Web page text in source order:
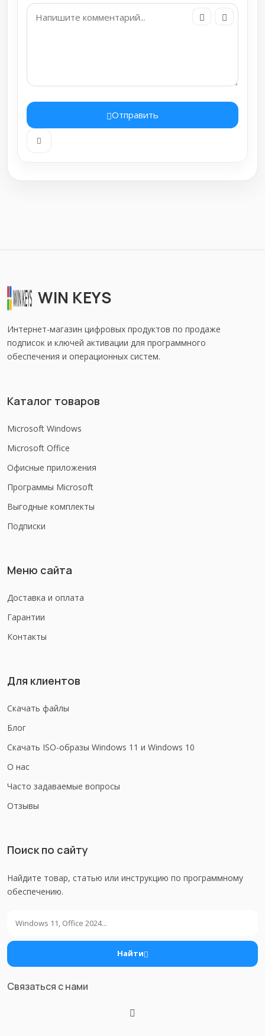
Отправить
WIN KEYS
Интернет-магазин цифровых продуктов по продаже
подписок и ключей активации для программного
обеспечения и операционных систем.
Каталог товаров
Microsoft Windows
Microsoft Office
Офисные приложения
Программы Microsoft
Выгодные комплекты
Подписки
Меню сайта
Доставка и оплата
Гарантии
Контакты
Для клиентов
Скачать файлы
Блог
Скачать ISO-образы Windows 11 и Windows 10
О нас
Часто задаваемые вопросы
Отзывы
Поиск по сайту
Найдите товар, статью или инструкцию по программному
обеспечению.
Найти
Связаться с нами